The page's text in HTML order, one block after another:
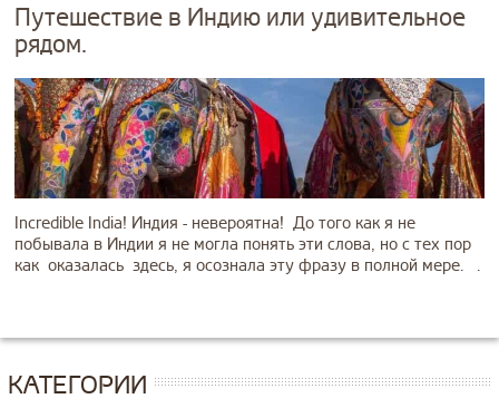
Путешествие в Индию или удивительное
рядом.
Incredible India! Индия - невероятна! До того как я не
побывала в Индии я не могла понять эти слова, но с тех пор
как оказалась здесь, я осознала эту фразу в полной мере. .
КАТЕГОРИИ